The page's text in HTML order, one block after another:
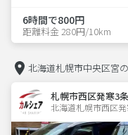
6時間で800円
距離料金 280円/10km
北海道札幌市中央区宮
札幌市西区発寒3
北海道札幌市西区